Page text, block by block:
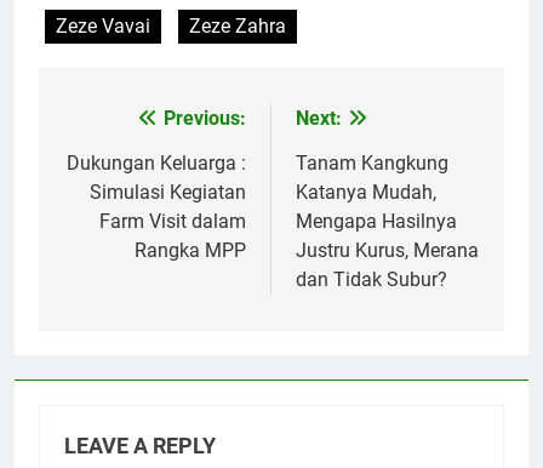
Zeze Vavai
Zeze Zahra
navigation
Previous:
Dukungan Keluarga :
Simulasi Kegiatan
Farm Visit dalam
Rangka MPP
Next:
Tanam Kangkung
Katanya Mudah,
Mengapa Hasilnya
Justru Kurus, Merana
dan Tidak Subur?
LEAVE A REPLY